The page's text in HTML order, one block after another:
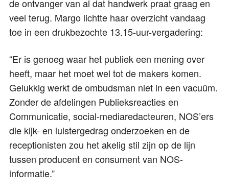
de ontvanger van al dat handwerk praat graag en
veel terug. Margo lichtte haar overzicht vandaag
toe in een drukbezochte 13.15-uur-vergadering:
“Er is genoeg waar het publiek een mening over
heeft, maar het moet wel tot de makers komen.
Gelukkig werkt de ombudsman niet in een vacuüm.
Zonder de afdelingen Publieksreacties en
Communicatie, social-mediaredacteuren, NOS’ers
die kijk- en luistergedrag onderzoeken en de
receptionisten zou het akelig stil zijn op de lijn
tussen producent en consument van NOS-
informatie.”